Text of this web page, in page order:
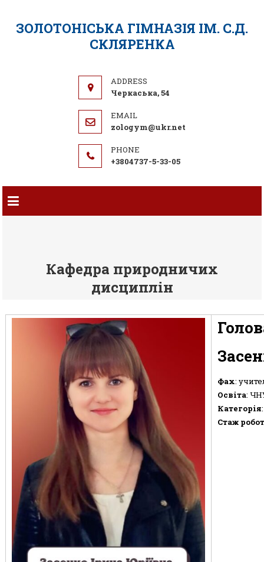
ЗОЛОТОНІСЬКА ГІМНАЗІЯ ІМ. С.Д.
СКЛЯРЕНКА
Черкаська, 54
zologym@ukr.net
+3804737-5-33-05
Кафедра природничих
дисциплін
Фах:
Освіта:
Категорія
Стаж